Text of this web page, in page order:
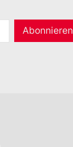
Abonnieren